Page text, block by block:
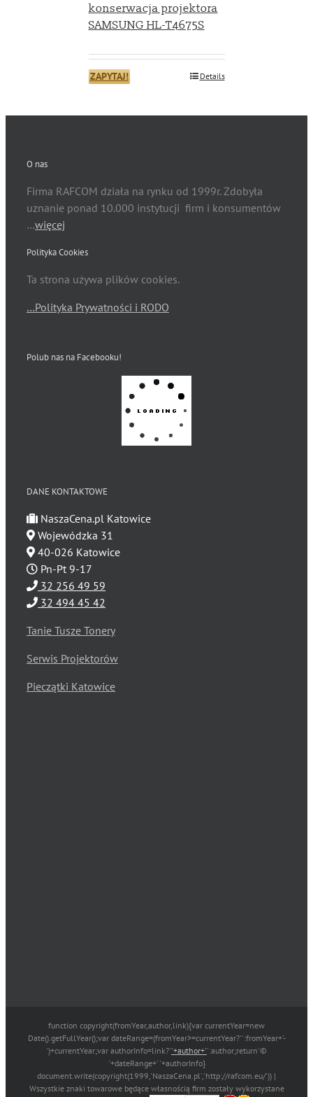
konserwacja projektora
SAMSUNG HL-T4675S
ZAPYTAJ! Details
O nas
Firma RAFCOM działa na rynku od 1999r. Zdobyła
uznanie ponad 10.000 instytucji firm i konsumentów
…więcej
Polityka Cookies
Ta strona używa plików cookies.
…Polityka Prywatności i RODO
Polub nas na Facebooku!
DANE KONTAKTOWE
NaszaCena.pl Katowice
Wojewódzka 31
40-026 Katowice
Pn-Pt 9-17
32 256 49 59
32 494 45 42
Tanie Tusze Tonery
Serwis Projektorów
Pieczątki Katowice
function copyright(fromYear,author,link){var currentYear=new
Date().getFullYear();var dateRange=(fromYear>=currentYear?'':fromYear+'-
')+currentYear;var authorInfo=link?''+author+'':author;return'©
'+dateRange+' '+authorInfo}
document.write(copyright(1999,'NaszaCena.pl','http://rafcom.eu/')) |
Wszystkie znaki towarowe będące własnością firm zostały wykorzystane